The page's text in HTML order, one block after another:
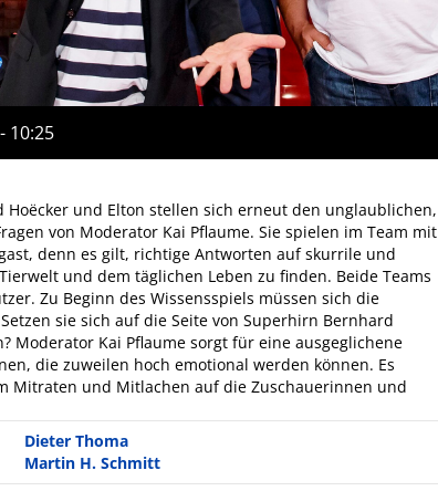
10:25
Hoëcker und Elton stellen sich erneut den unglaublichen,
von Moderator Kai Pflaume. Sie spielen im Team mit
denn es gilt, richtige Antworten auf skurrile und
und dem täglichen Leben zu finden. Beide Teams
Zu Beginn des Wissensspiels müssen sich die
sie sich auf die Seite von Superhirn Bernhard
Moderator Kai Pflaume sorgt für eine ausgeglichene
die zuweilen hoch emotional werden können. Es
Mitraten und Mitlachen auf die Zuschauerinnen und
Dieter Thoma
Martin H. Schmitt